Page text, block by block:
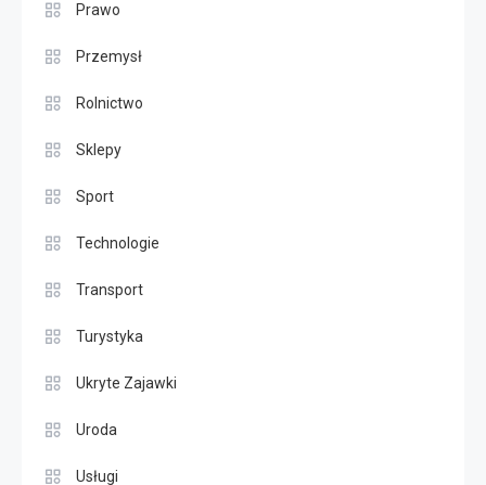
Prawo
Przemysł
Rolnictwo
Sklepy
Sport
Technologie
Transport
Turystyka
Ukryte Zajawki
Uroda
Usługi